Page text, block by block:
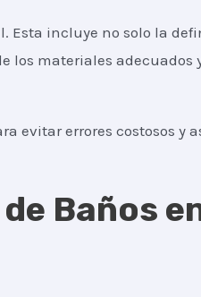
Esta incluye no solo la
los materiales adecuados
evitar errores costosos y
Baños